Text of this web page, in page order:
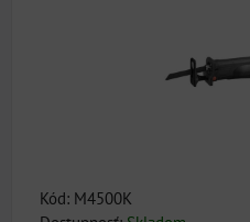
Kód: M4500K